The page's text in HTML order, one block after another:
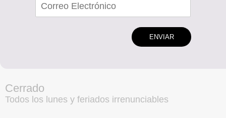
ENVIAR
Cerrado
Todos los lunes y feriados irrenunciables